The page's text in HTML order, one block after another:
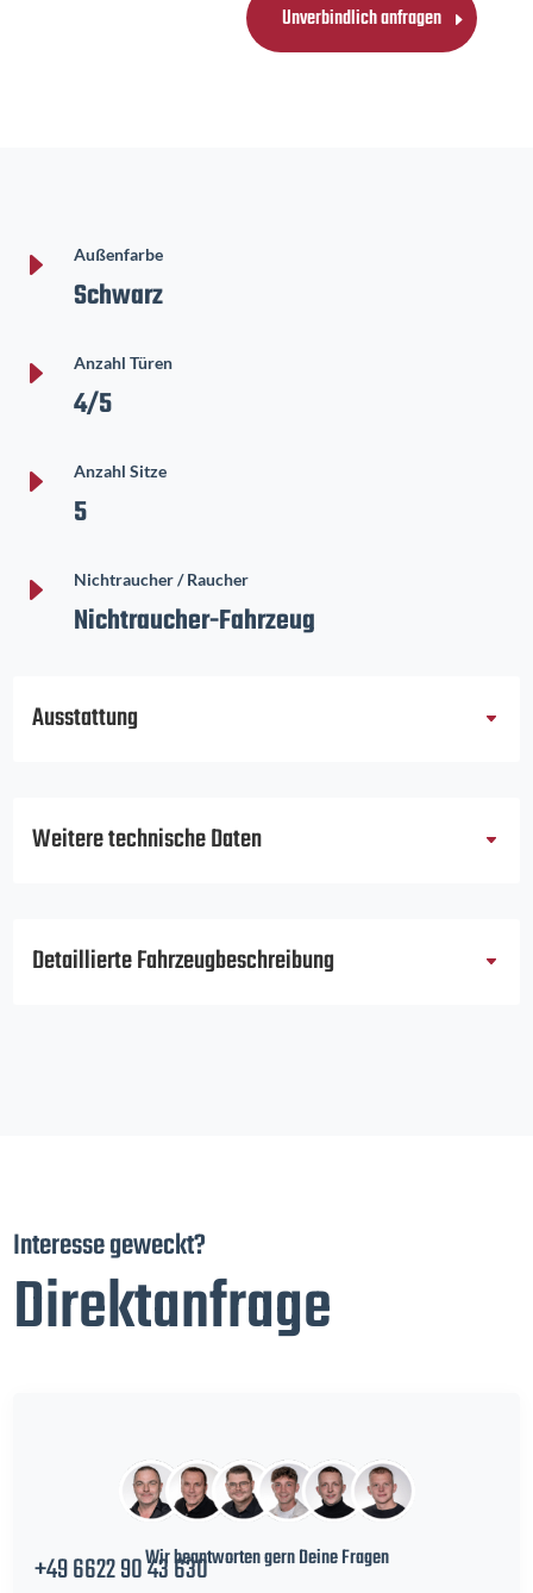
Unverbindlich anfragen
E Außenfarbe
Schwarz
E Anzahl Türen
4/5
E Anzahl Sitze
5
E Nichtraucher / Raucher
Nichtraucher-Fahrzeug
Ausstattung
Weitere technische Daten
Detaillierte Fahrzeugbeschreibung
Interesse geweckt?
Direktanfrage
Wir beantworten gern Deine Fragen
+49 6622 90 43 630